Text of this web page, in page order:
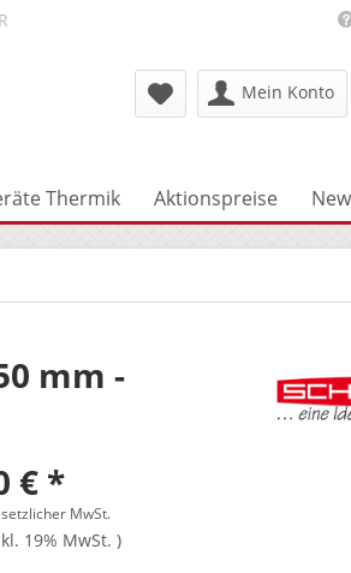
Mein Konto
Thermik Aktionspreise
mm -
€ *
MwSt.
19% MwSt. )